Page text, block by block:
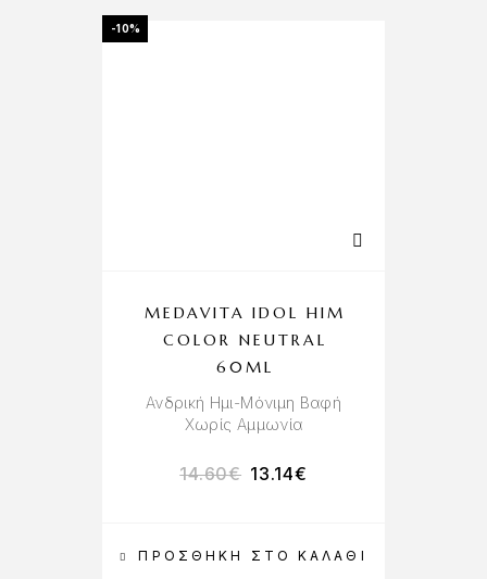
-10%
ΠΡΟΣΘΉΚΗ ΣΤΟ ΚΑΛΆΘΙ
MEDAVITA IDOL HIM
COLOR NEUTRAL
60ML
Ανδρική Ημι-Μόνιμη Βαφή
Χωρίς Αμμωνία
14.60€ 13.14€